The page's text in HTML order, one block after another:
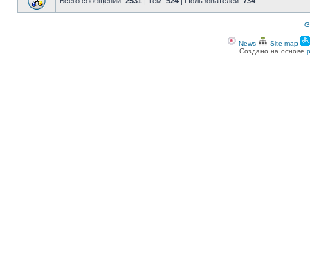
News Site map
Создано на основе